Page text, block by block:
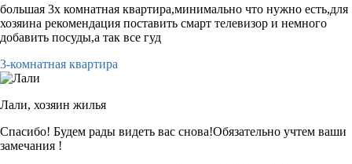
большая 3х комнатная квартира,минимально что нужно есть,для
хозяина рекомендация поставить смарт телевизор и немного
добавить посуды,а так все гуд
3-комнатная квартира
Лали, хозяин жилья
Спасибо! Будем рады видеть вас снова!Обязательно учтем ваши
замечания !